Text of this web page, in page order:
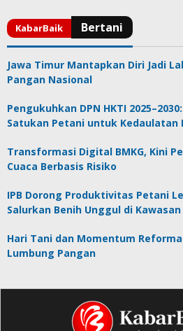
Jawa Timur Mantapkan Diri Jadi
Pangan Nasional
Pengukuhkan DPN HKTI
Satukan Petani untuk Kedaulatan
Transformasi Digital BMKG, Kini
Cuaca Berbasis Risiko
IPB Dorong Produktivitas Petani
Salurkan Benih Unggul di
Hari Tani dan Momentum
Lumbung Pangan